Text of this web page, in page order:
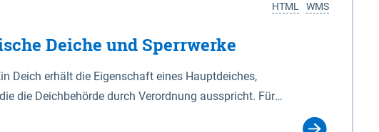
WMS
HTML
Deiche und Sperrwerke
Deich erhält die Eigenschaft eines Hauptdeiches,
die Deichbehörde durch Verordnung ausspricht. Für
Deichgesetzes (NDG). Die Widmung "2.Deichlinie" ist